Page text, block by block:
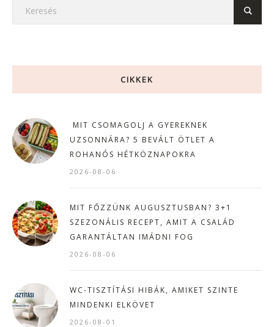
CIKKEK
MIT CSOMAGOLJ A GYEREKNEK
UZSONNÁRA? 5 BEVÁLT ÖTLET A
ROHANÓS HÉTKÖZNAPOKRA
2026-08-06
MIT FŐZZÜNK AUGUSZTUSBAN? 3+1
SZEZONÁLIS RECEPT, AMIT A CSALÁD
GARANTÁLTAN IMÁDNI FOG
2026-08-06
WC-TISZTÍTÁSI HIBÁK, AMIKET SZINTE
MINDENKI ELKÖVET
2026-08-01